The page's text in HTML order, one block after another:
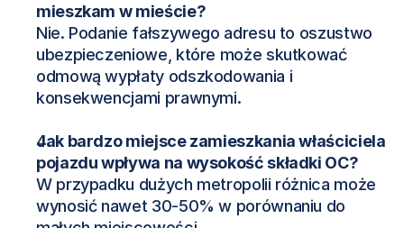
mieszkam w mieście?
Nie. Podanie fałszywego adresu to oszustwo
ubezpieczeniowe, które może skutkować
odmową wypłaty odszkodowania i
konsekwencjami prawnymi.
Jak bardzo miejsce zamieszkania właściciela
pojazdu wpływa na wysokość składki OC?
W przypadku dużych metropolii różnica może
wynosić nawet 30-50% w porównaniu do